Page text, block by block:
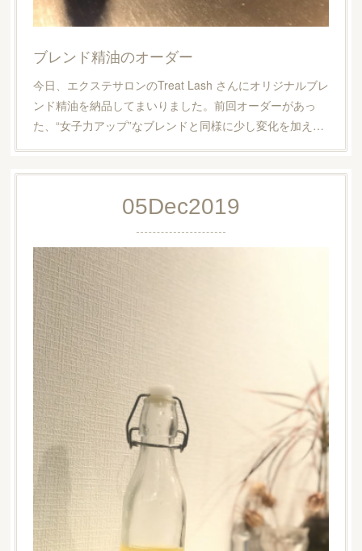
ブレンド精油のオーダー
今日、エクステサロンのTreat Lash さんにオリジナルブレ
ンド精油を納品してまいりました。前回オーダーがあっ
た、“女子力アップ”なブレンドと同様に少し変化を加え…
05Dec2019